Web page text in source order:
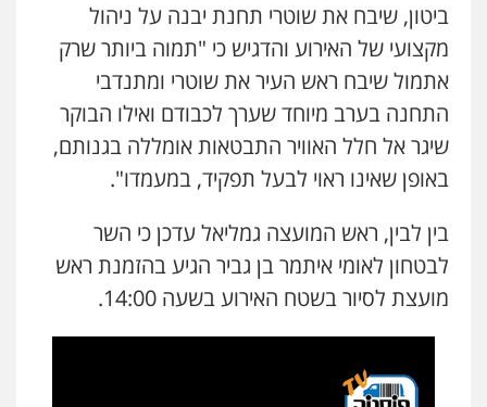
ביטון, שיבח את שוטרי תחנת יבנה על ניהול
מקצועי של האירוע והדגיש כי "תמוה ביותר שרק
אתמול שיבח ראש העיר את שוטרי ומתנדבי
התחנה בערב מיוחד שערך לכבודם ואילו הבוקר
שיגר אל חלל האוויר התבטאות אומללה בגנותם,
באופן שאינו ראוי לבעל תפקיד, במעמדו".
בין לבין, ראש המועצה גמליאל עדכן כי השר
לבטחון לאומי איתמר בן גביר הגיע בהזמנת ראש
מועצת לסיור בשטח האירוע בשעה 14:00.